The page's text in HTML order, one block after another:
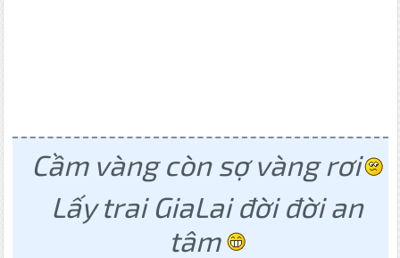
Cầm vàng còn sợ vàng rơi
Lấy trai GiaLai đời đời an
tâm